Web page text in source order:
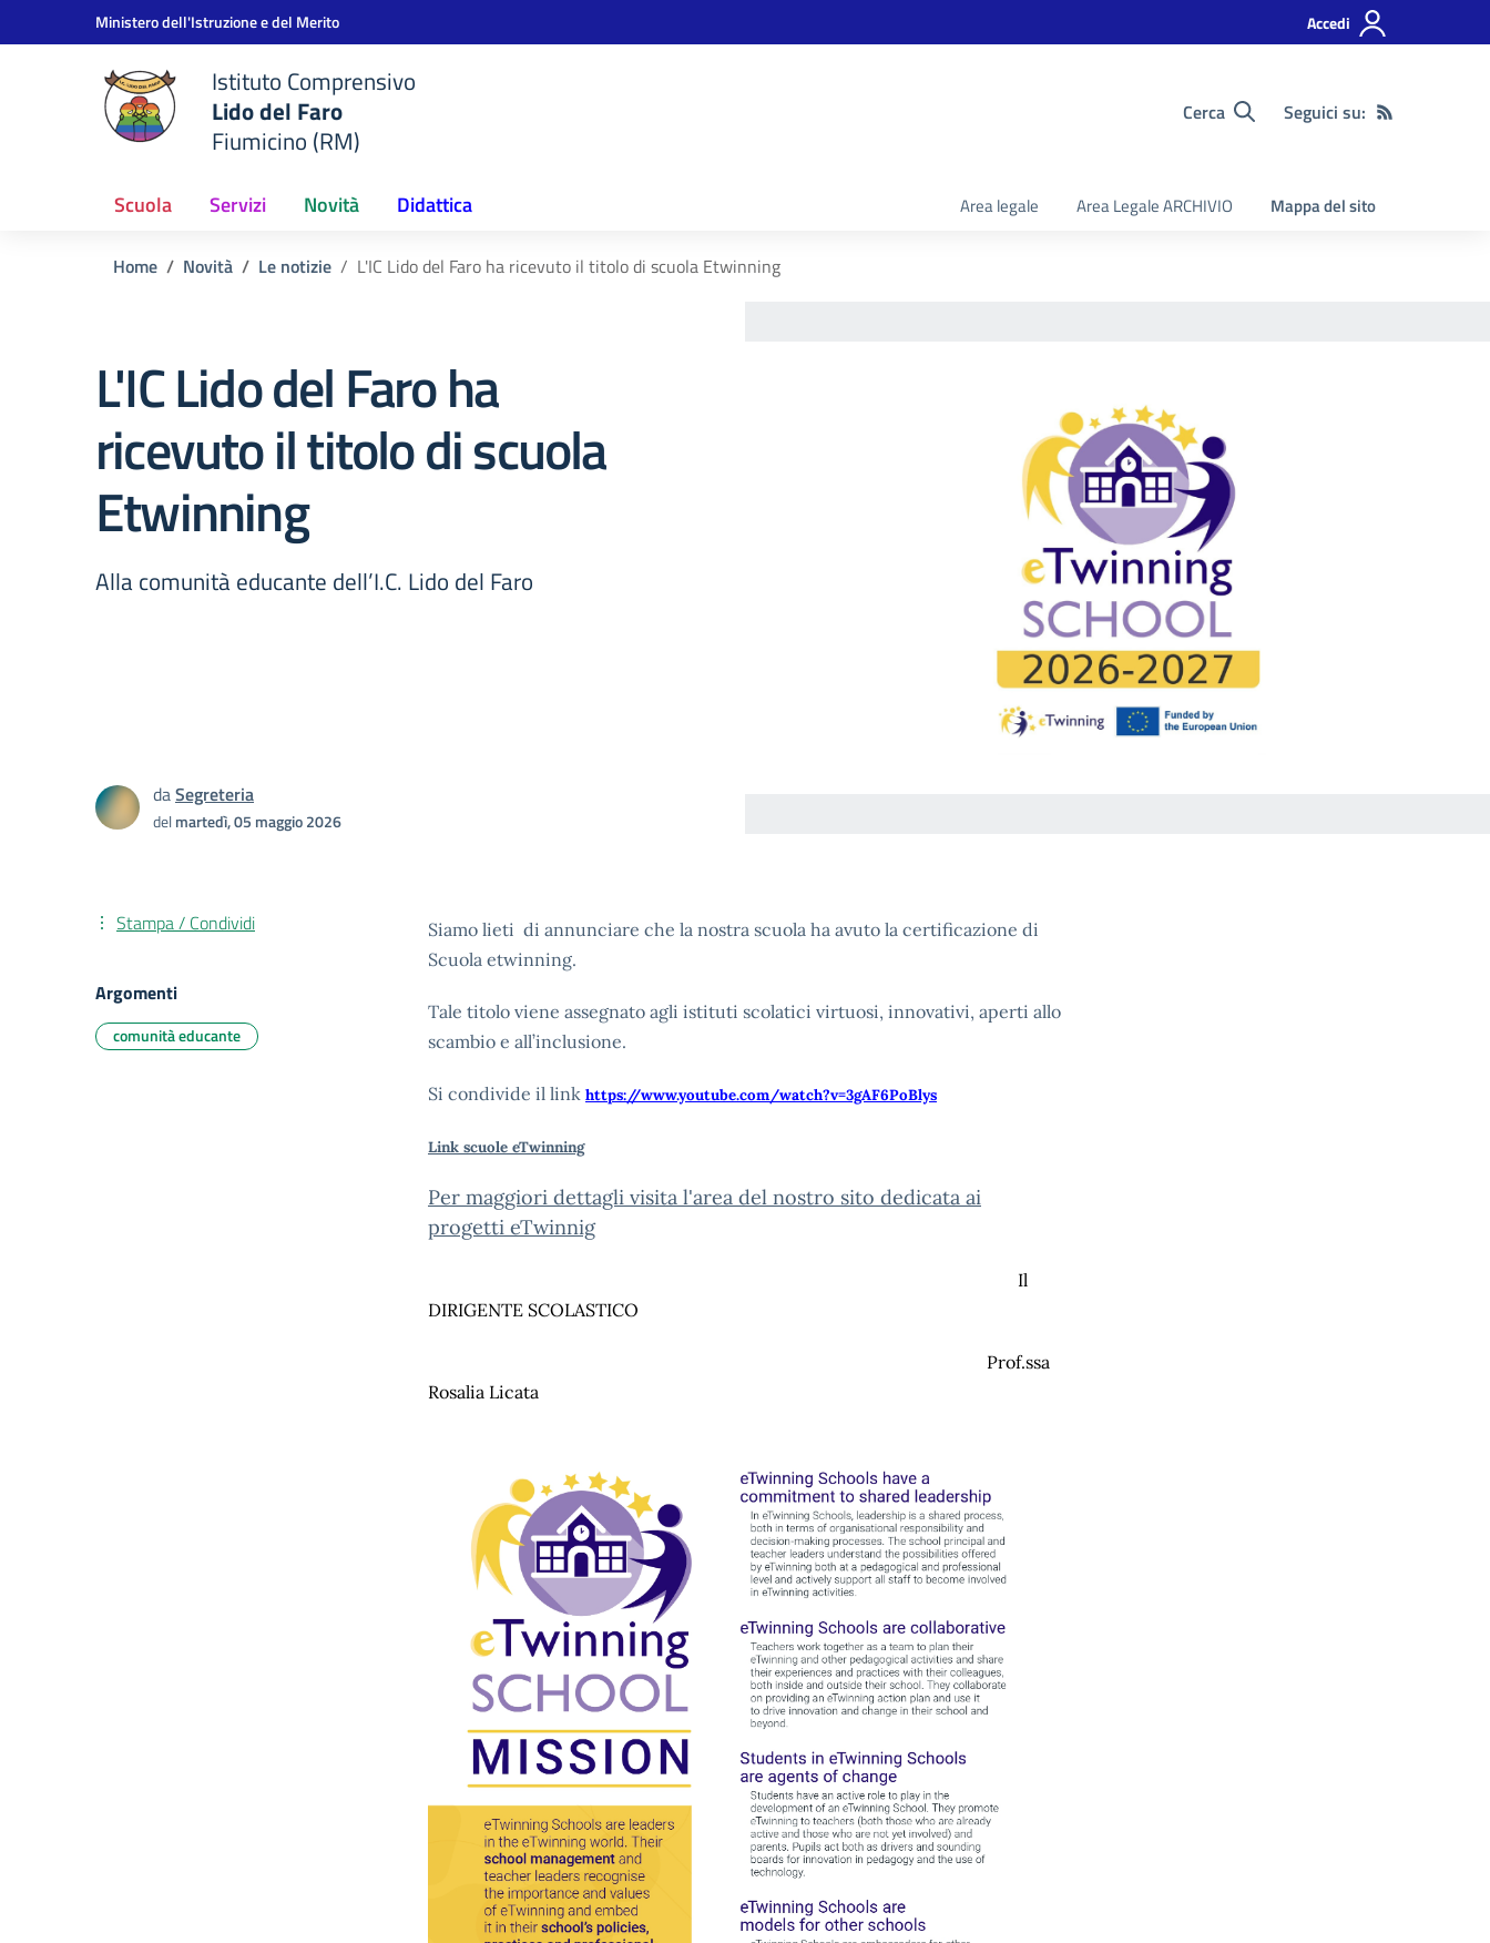
Vai ai contenuti
Vai al menu di navigazioneMinistero dell'Istruzione e del Merito Accedi
Istituto Comprensivo
Lido del Faro
Fiumicino (RM)
Cerca Seguici su:
Scuola Servizi Novità Didattica Area legale Area Legale ARCHIVIO Mappa del sito
Home Novità Le notizie L'IC Lido del Faro ha ricevuto il titolo di scuola Etwinning
L'IC Lido del Faro ha
ricevuto il titolo di scuola
Etwinning
Alla comunità educante dell’I.C. Lido del Faro
daSegreteria
delmartedì, 05 maggio 2026
Siamo lieti di annunciare che la nostra scuola ha avuto la certificazione di
Scuola etwinning.
Tale titolo viene assegnato agli istituti scolatici virtuosi, innovativi, aperti allo
scambio e all’inclusione.
Si condivide il link https://www.youtube.com/watch?v=3gAF6PoBlys
Link scuole eTwinning
Per maggiori dettagli visita l'area del nostro sito dedicata ai
progetti eTwinnig
Il
DIRIGENTE SCOLASTICO
Prof.ssa
Rosalia Licata
Stampa / Condividi
Argomenti
comunità educante